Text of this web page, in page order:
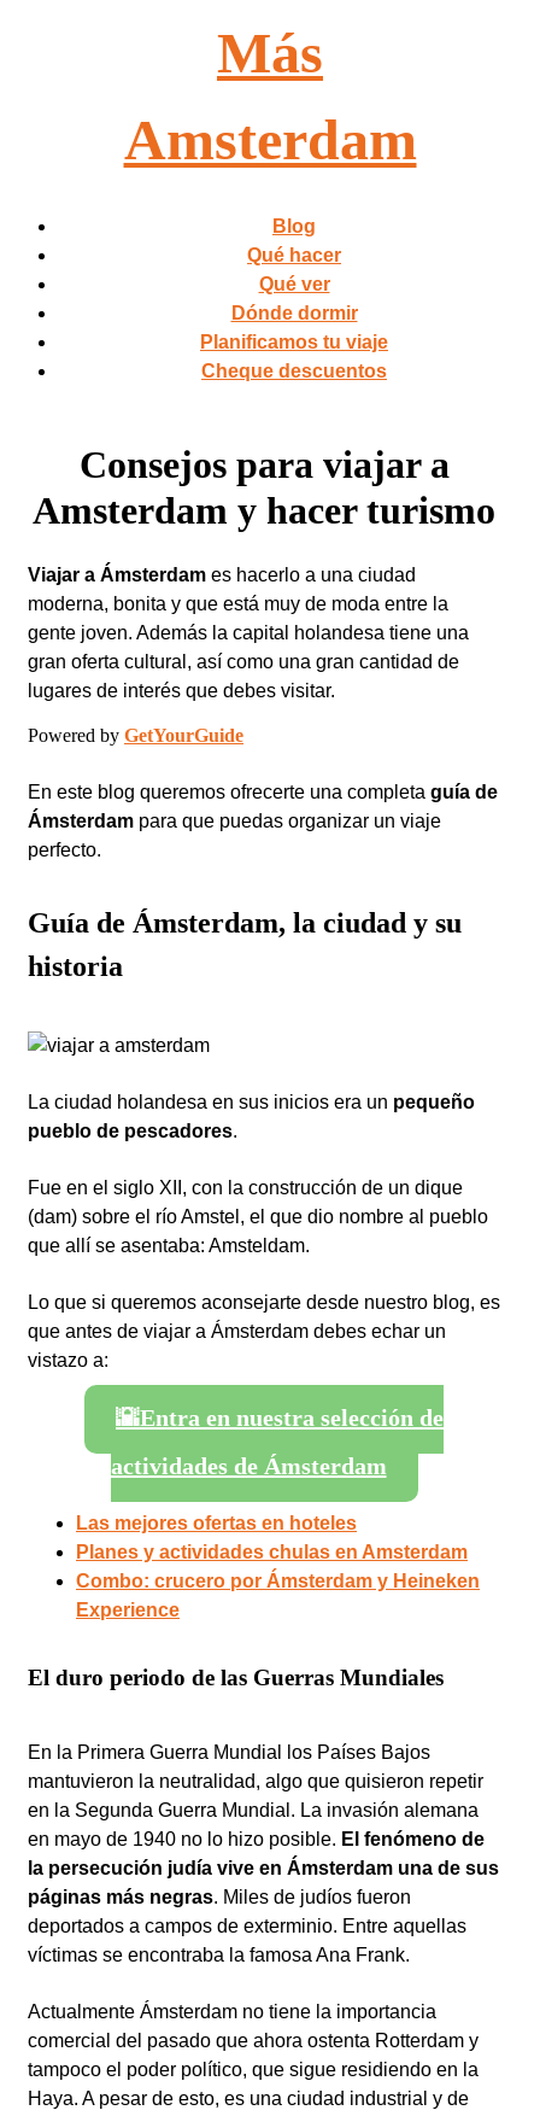
Más
Amsterdam
Blog
Qué hacer
Qué ver
Dónde dormir
Planificamos tu viaje
Cheque descuentos
Consejos para viajar a
Amsterdam y hacer turismo
Viajar a Ámsterdam es hacerlo a una ciudad
moderna, bonita y que está muy de moda entre la
gente joven. Además la capital holandesa tiene una
gran oferta cultural, así como una gran cantidad de
lugares de interés que debes visitar.
Powered by GetYourGuide
En este blog queremos ofrecerte una completa guía de
Ámsterdam para que puedas organizar un viaje
perfecto.
Guía de Ámsterdam, la ciudad y su
historia
La ciudad holandesa en sus inicios era un pequeño
pueblo de pescadores.
Fue en el siglo XII, con la construcción de un dique
(dam) sobre el río Amstel, el que dio nombre al pueblo
que allí se asentaba: Amsteldam.
Lo que si queremos aconsejarte desde nuestro blog, es
que antes de viajar a Ámsterdam debes echar un
vistazo a:
🌇Entra en nuestra selección de
actividades de Ámsterdam
Las mejores ofertas en hoteles
Planes y actividades chulas en Amsterdam
Combo: crucero por Ámsterdam y Heineken
Experience
El duro periodo de las Guerras Mundiales
En la Primera Guerra Mundial los Países Bajos
mantuvieron la neutralidad, algo que quisieron repetir
en la Segunda Guerra Mundial. La invasión alemana
en mayo de 1940 no lo hizo posible. El fenómeno de
la persecución judía vive en Ámsterdam una de sus
páginas más negras. Miles de judíos fueron
deportados a campos de exterminio. Entre aquellas
víctimas se encontraba la famosa Ana Frank.
Actualmente Ámsterdam no tiene la importancia
comercial del pasado que ahora ostenta Rotterdam y
tampoco el poder político, que sigue residiendo en la
Haya. A pesar de esto, es una ciudad industrial y de